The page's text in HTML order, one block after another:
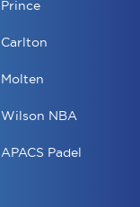
Prince
Carlton
Molten
Wilson NBA
APACS Padel